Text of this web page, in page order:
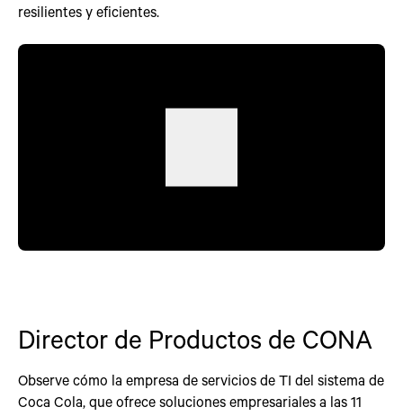
resilientes y eficientes.
Director de Productos de CONA
Observe cómo la empresa de servicios de TI del sistema de
Coca Cola, que ofrece soluciones empresariales a las 11